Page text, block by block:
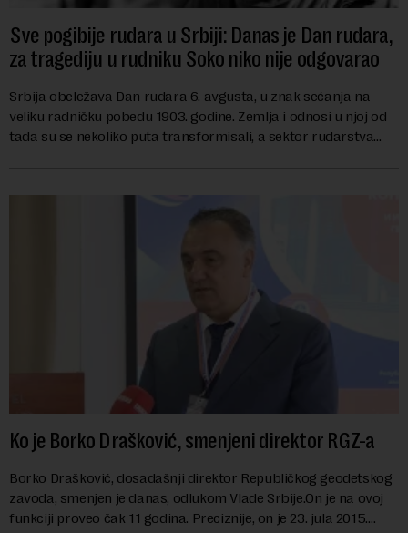
Sve pogibije rudara u Srbiji: Danas je Dan rudara,
za tragediju u rudniku Soko niko nije odgovarao
Srbija obeležava Dan rudara 6. avgusta, u znak sećanja na
veliku radničku pobedu 1903. godine. Zemlja i odnosi u njoj od
tada su se nekoliko puta transformisali, a sektor rudarstva
Ko je Borko Drašković, smenjeni direktor RGZ-a
Borko Drašković, dosadašnji direktor Republičkog geodetskog
zavoda, smenjen je danas, odlukom Vlade Srbije.On je na ovoj
funkciji proveo čak 11 godina. Preciznije, on je 23. jula 2015.